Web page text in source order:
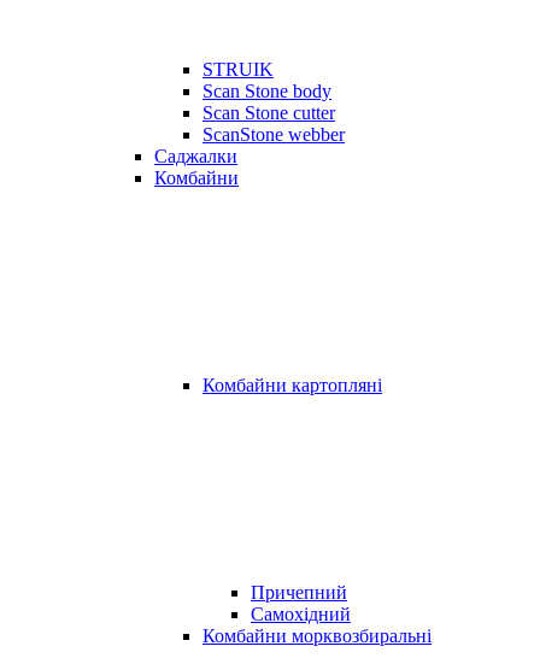
STRUIK
Scan Stone body
Scan Stone cutter
ScanStone webber
Саджалки
Комбайни
Комбайни картопляні
Причепний
Самохідний
Комбайни морквозбиральні